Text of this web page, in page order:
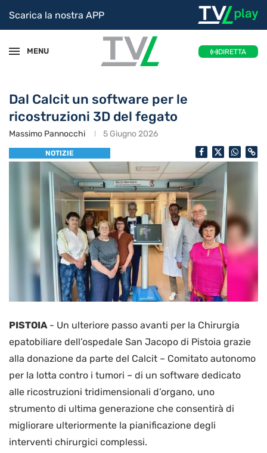
Scarica la nostra APP
MENU DIRETTA
Dal Calcit un software per le
ricostruzioni 3D del fegato
Massimo Pannocchi 5 Giugno 2026
NOTIZIE
PISTOIA- Un ulteriore passo avanti per la Chirurgia
epatobiliare dell’ospedale San Jacopo di Pistoia grazie
alla donazione da parte del Calcit – Comitato autonomo
per la lotta contro i tumori – di un software dedicato
alle ricostruzioni tridimensionali d’organo, uno
strumento di ultima generazione che consentirà di
migliorare ulteriormente la pianificazione degli
interventi chirurgici complessi.